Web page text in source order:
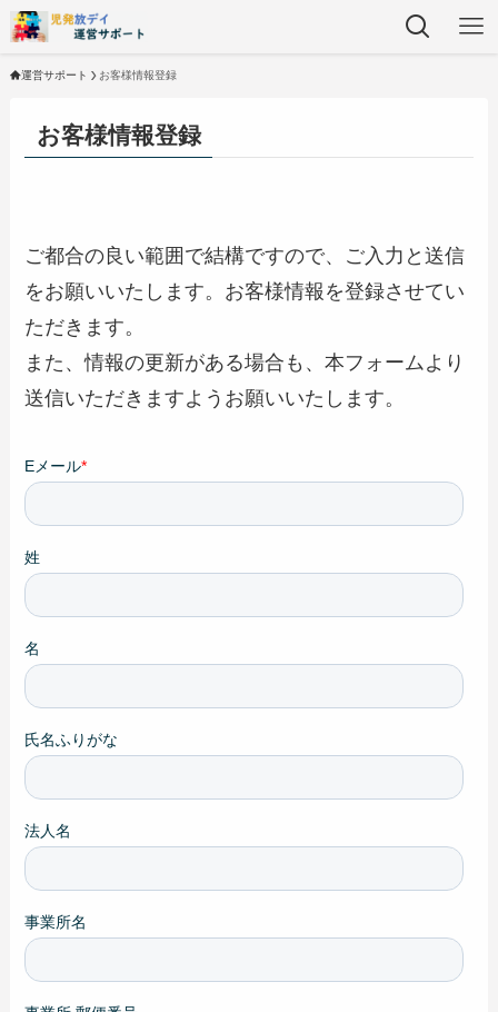
運営サポート お客様情報登録
お客様情報登録
ご都合の良い範囲で結構ですので、ご入力と送信
をお願いいたします。お客様情報を登録させてい
ただきます。
また、情報の更新がある場合も、本フォームより
送信いただきますようお願いいたします。